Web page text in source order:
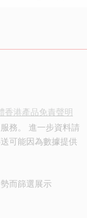
香港產品免責聲明
務。 進一步資料請
可能因為數據提供
而篩選展示